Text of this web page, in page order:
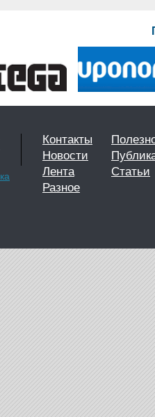
Контакты
Новости
Лента
Статьи
Разное